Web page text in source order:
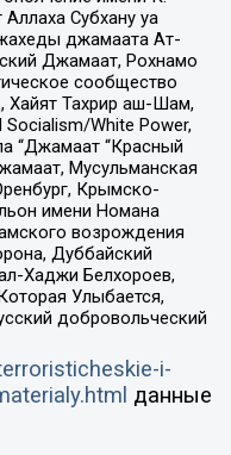
Субхану уа
джамаата Ат-
Джамаат, Рохнамо
сообщество
Хайят Тахрир аш-Шам,
White Power,
“Джамаат “Красный
Мусульманская
Крымско-
имени Номана
возрождения
Дуббайский
Хаджи Белхороев,
Улыбается,
добровольческий
i-
данные